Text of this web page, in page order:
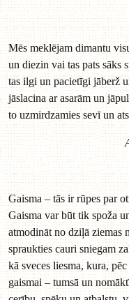
Mēs meklējam dimantu
un diezin vai tas pats sāks
tas ilgi un pacietīgi jāberž
jāslacina ar asarām un
to uzmirdzamies sevī un
Gaisma – tās ir rūpes par
Gaisma var būt tik spoža
atmodināt no dziļā ziemas
spraukties cauri sniegam
kā sveces liesma, kura,
gaismai – tumsā un